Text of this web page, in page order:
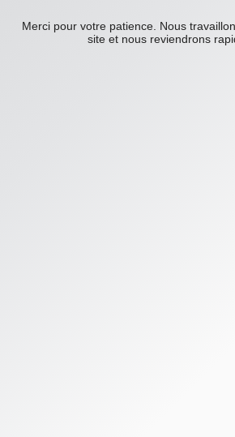
Merci pour votre patience. Nous
site et nous reviendrons